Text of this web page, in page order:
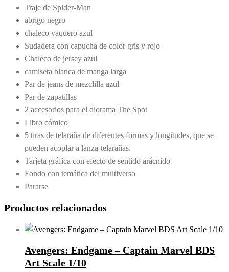
Traje de Spider-Man
abrigo negro
chaleco vaquero azul
Sudadera con capucha de color gris y rojo
Chaleco de jersey azul
camiseta blanca de manga larga
Par de jeans de mezclilla azul
Par de zapatillas
2 accesorios para el diorama The Spot
Libro cómico
5 tiras de telaraña de diferentes formas y longitudes, que se
pueden acoplar a lanza-telarañas.
Tarjeta gráfica con efecto de sentido arácnido
Fondo con temática del multiverso
Pararse
Productos relacionados
Avengers: Endgame – Captain Marvel BDS
Art Scale 1/10